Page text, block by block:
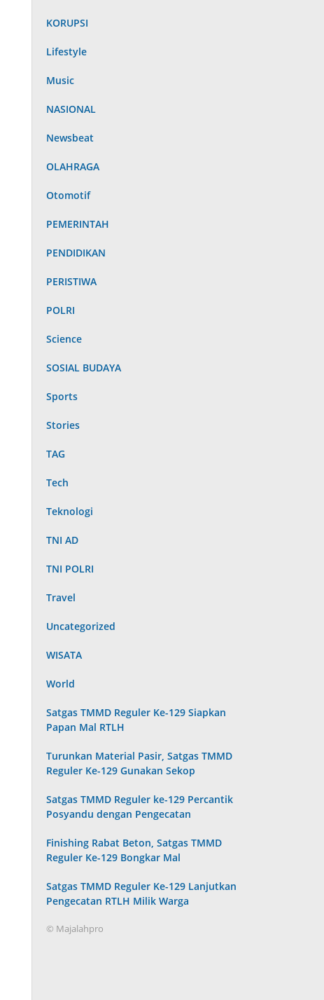
KORUPSI
Lifestyle
Music
NASIONAL
Newsbeat
OLAHRAGA
Otomotif
PEMERINTAH
PENDIDIKAN
PERISTIWA
POLRI
Science
SOSIAL BUDAYA
Sports
Stories
TAG
Tech
Teknologi
TNI AD
TNI POLRI
Travel
Uncategorized
WISATA
World
Satgas TMMD Reguler Ke-129 Siapkan
Papan Mal RTLH
Turunkan Material Pasir, Satgas TMMD
Reguler Ke-129 Gunakan Sekop
Satgas TMMD Reguler ke-129 Percantik
Posyandu dengan Pengecatan
Finishing Rabat Beton, Satgas TMMD
Reguler Ke-129 Bongkar Mal
Satgas TMMD Reguler Ke-129 Lanjutkan
Pengecatan RTLH Milik Warga
© Majalahpro